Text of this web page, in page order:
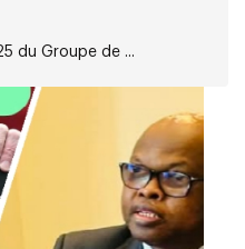
du Groupe de ...